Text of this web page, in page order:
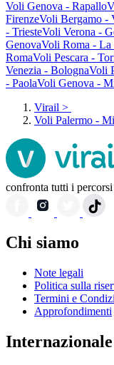
Voli Genova - Rapallo
FirenzeVoli Bergamo -
- TriesteVoli Verona -
GenovaVoli Roma - La
RomaVoli Pescara -
Venezia - BolognaVoli
- PaolaVoli Genova -
Virail >
Voli Palermo -
confronta tutti i
Chi siamo
Note legali
Politica sulla
Termini e
Approfondimenti
Internazionale